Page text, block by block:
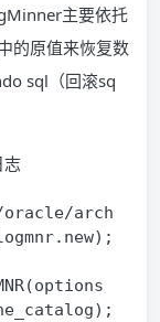
主要依托
的原值来恢复数
sql（回滚sq
志
arch